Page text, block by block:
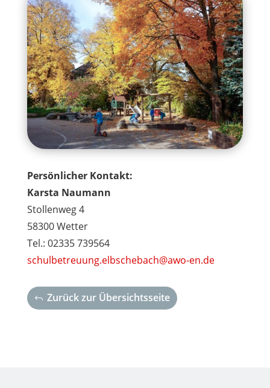
Persönlicher Kontakt:
Karsta Naumann
Stollenweg 4
58300 Wetter
Tel.: 02335 739564
schulbetreuung.elbschebach@awo-en.de
Zurück zur Übersichtsseite